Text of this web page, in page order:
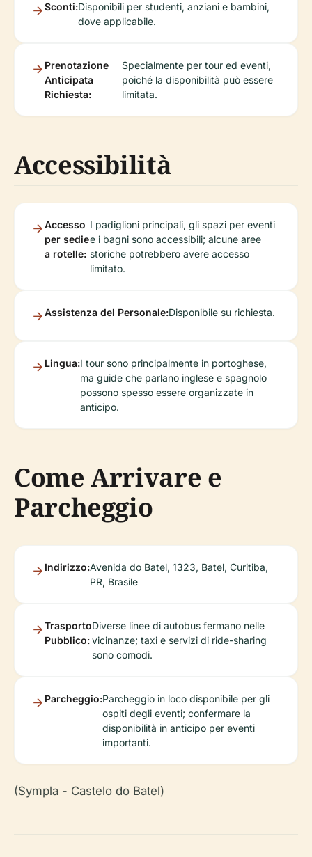
Sconti:Disponibili per studenti, anziani e bambini,
dove applicabile.
Prenotazione
Anticipata
Richiesta:
Specialmente per tour ed eventi,
poiché la disponibilità può essere
limitata.
Accessibilità
Accesso
per sedie
a rotelle:
I padiglioni principali, gli spazi per eventi
e i bagni sono accessibili; alcune aree
storiche potrebbero avere accesso
limitato.
Assistenza del Personale:Disponibile su richiesta.
Lingua:I tour sono principalmente in portoghese,
ma guide che parlano inglese e spagnolo
possono spesso essere organizzate in
anticipo.
Come Arrivare e
Parcheggio
Indirizzo:Avenida do Batel, 1323, Batel, Curitiba,
PR, Brasile
Trasporto
Pubblico:
Diverse linee di autobus fermano nelle
vicinanze; taxi e servizi di ride-sharing
sono comodi.
Parcheggio:Parcheggio in loco disponibile per gli
ospiti degli eventi; confermare la
disponibilità in anticipo per eventi
importanti.
(Sympla - Castelo do Batel)